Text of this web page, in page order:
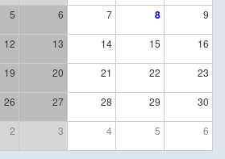
5 6 7 8 9
12 13 14 15 16
19 20 21 22 23
26 27 28 29 30
2 3 4 5 6